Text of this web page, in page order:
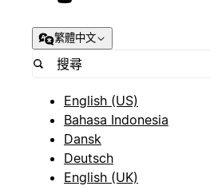
繁體中文
English (US)
Bahasa Indonesia
Dansk
Deutsch
English (UK)